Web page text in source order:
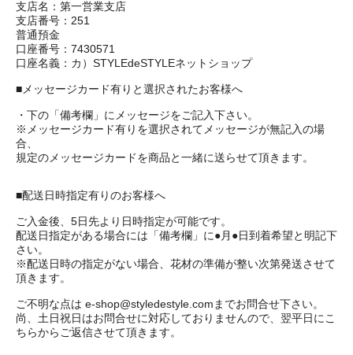
支店名：第一営業支店
支店番号：251
普通預金
口座番号：7430571
口座名義：カ）STYLEdeSTYLEネットショップ
■メッセージカード有りと選択されたお客様へ
・下の「備考欄」にメッセージをご記入下さい。
※メッセージカード有りを選択されてメッセージが無記入の場
合、
規定のメッセージカードを商品と一緒に送らせて頂きます。
■配送日時指定有りのお客様へ
ご入金後、5日先より日時指定が可能です。
配送日指定がある場合には「備考欄」に●月●日到着希望と明記下
さい。
※配送日時の指定がない場合、花材の準備が整い次第発送させて
頂きます。
ご不明な点は e-shop@styledestyle.comまでお問合せ下さい。
尚、土日祝日はお問合せに対応しておりませんので、翌平日にこ
ちらからご返信させて頂きます。